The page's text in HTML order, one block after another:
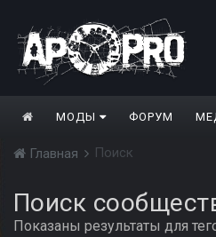
МОДЫ ФОРУМ
Главная Поиск
Поиск
Показаны результаты для